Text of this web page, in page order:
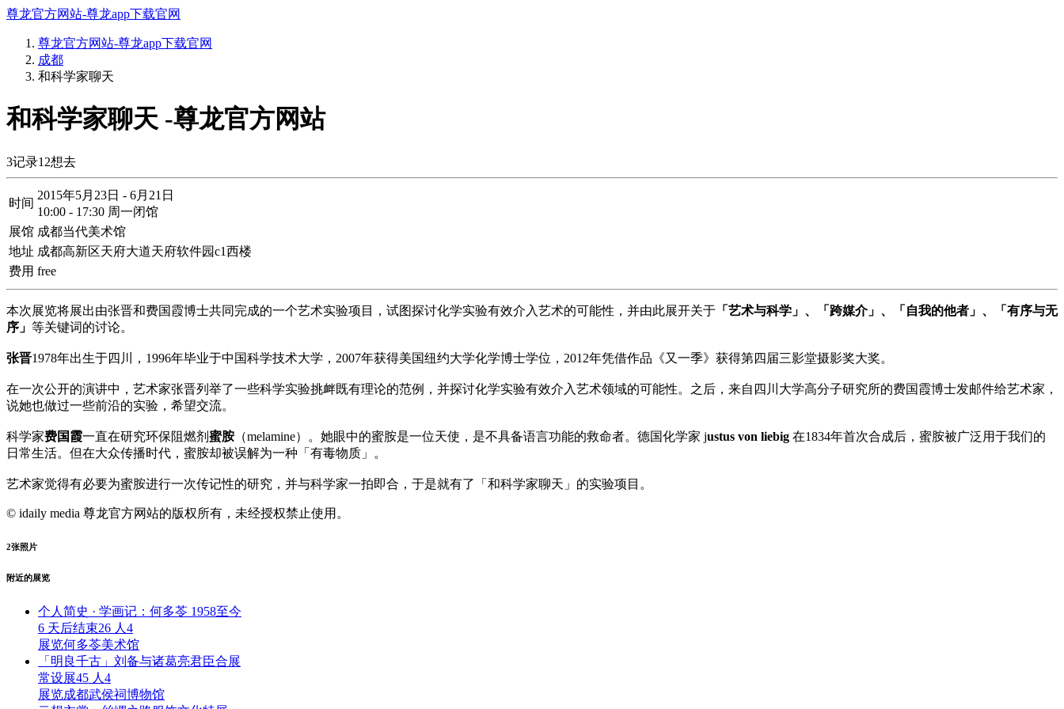
尊龙官方网站-尊龙app下载官网
尊龙官方网站-尊龙app下载官网
成都
和科学家聊天
和科学家聊天 -尊龙官方网站
3记录12想去
时间
2015年5月23日 - 6月21日
10:00 - 17:30 周一闭馆
展馆 成都当代美术馆
地址 成都高新区天府大道天府软件园c1西楼
费用 free
本次展览将展出由张晋和费国霞博士共同完成的一个艺术实验项目，试图探讨化学实验有效介入艺术的可能性，并由此展开关于 「艺术与科学」、「跨媒介」、「自我的他者」、「有序与无
序」 等关键词的讨论。
张晋1978年出生于四川，1996年毕业于中国科学技术大学，2007年获得美国纽约大学化学博士学位，2012年凭借作品《又一季》获得第四届三影堂摄影奖大奖。
在一次公开的演讲中，艺术家张晋列举了一些科学实验挑衅既有理论的范例，并探讨化学实验有效介入艺术领域的可能性。之后，来自四川大学高分子研究所的费国霞博士发邮件给艺术家，
说她也做过一些前沿的实验，希望交流。
科学家费国霞一直在研究环保阻燃剂 蜜胺 （melamine）。她眼中的蜜胺是一位天使，是不具备语言功能的救命者。德国化学家 justus von liebig 在1834年首次合成后，蜜胺被广泛用于我们的
日常生活。但在大众传播时代，蜜胺却被误解为一种「有毒物质」。
艺术家觉得有必要为蜜胺进行一次传记性的研究，并与科学家一拍即合，于是就有了「和科学家聊天」的实验项目。
© idaily media 尊龙官方网站的版权所有，未经授权禁止使用。
2张照片
附近的展览
个人简史 · 学画记：何多苓 1958至今
6 天后结束26 人 4
展览何多苓美术馆
「明良千古」刘备与诸葛亮君臣合展
常设展45 人 4
展览成都武侯祠博物馆